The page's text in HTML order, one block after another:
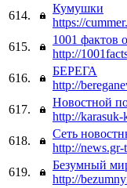
614.
Кумушки
https://
615.
1001 фактов
http://
616.
БЕРЕГА
http://
617.
Новостной
http://
618.
Сеть
http://news.gr-
619.
Безумный
http://